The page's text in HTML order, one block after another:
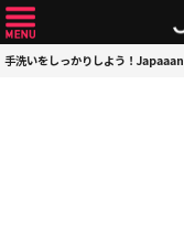
手洗いをしっかりしよう！Japaaan